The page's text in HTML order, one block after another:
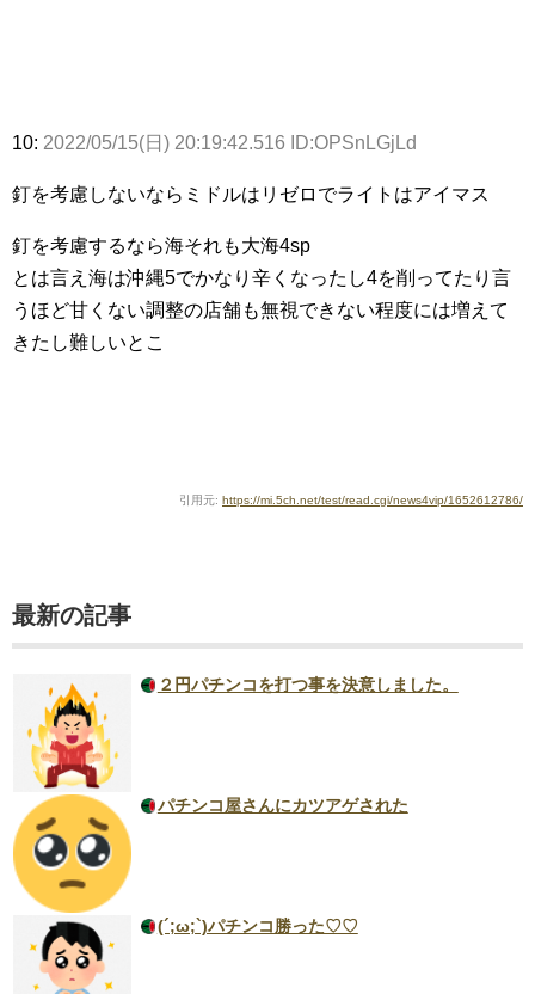
10: 2022/05/15(日) 20:19:42.516 ID:OPSnLGjLd
釘を考慮しないならミドルはリゼロでライトはアイマス
釘を考慮するなら海それも大海4sp
とは言え海は沖縄5でかなり辛くなったし4を削ってたり言
うほど甘くない調整の店舗も無視できない程度には増えて
きたし難しいとこ
引用元: https://mi.5ch.net/test/read.cgi/news4vip/1652612786/
最新の記事
２円パチンコを打つ事を決意しました。
パチンコ屋さんにカツアゲされた
(´;ω;`)パチンコ勝った♡♡